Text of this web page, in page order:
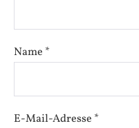
Name *
E-Mail-Adresse *